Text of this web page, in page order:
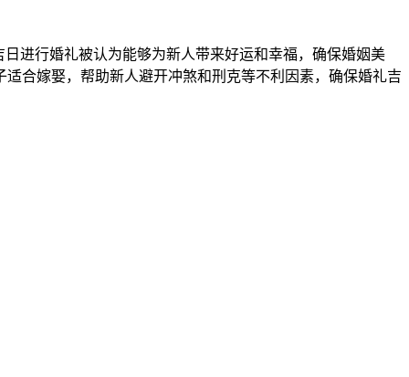
进行婚礼被认为能够为新人带来好运和幸福，确保婚姻美
合嫁娶，帮助新人避开冲煞和刑克等不利因素，确保婚礼吉